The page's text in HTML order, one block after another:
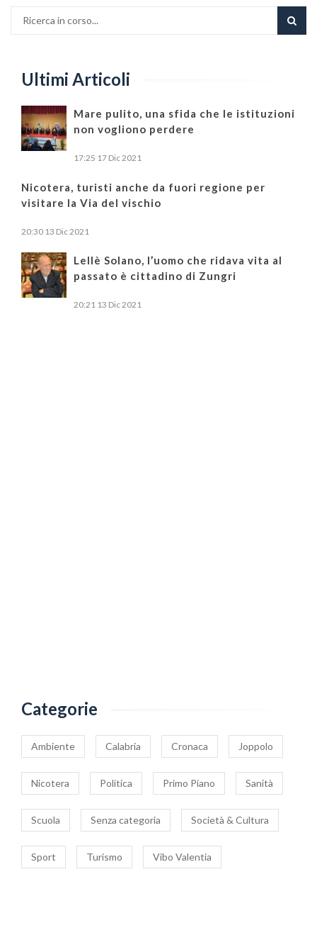
Ultimi Articoli
Mare pulito, una sfida che le istituzioni
non vogliono perdere
17:25 17 Dic 2021
Nicotera, turisti anche da fuori regione per
visitare la Via del vischio
20:30 13 Dic 2021
Lellè Solano, l’uomo che ridava vita al
passato è cittadino di Zungri
20:21 13 Dic 2021
Categorie
Ambiente Calabria Cronaca Joppolo
Nicotera Politica Primo Piano Sanità
Scuola Senza categoria Società & Cultura
Sport Turismo Vibo Valentia